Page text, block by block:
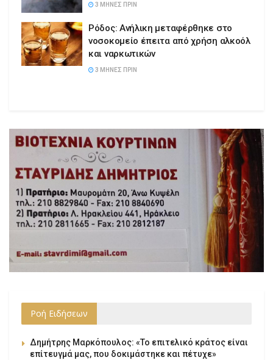
3 ΜΉΝΕΣ ΠΡΙΝ
Ρόδος: Ανήλικη μεταφέρθηκε στο
νοσοκομείο έπειτα από χρήση αλκοόλ
και ναρκωτικών
3 ΜΉΝΕΣ ΠΡΙΝ
Ροή Ειδήσεων
Δημήτρης Μαρκόπουλος: «Το επιτελικό κράτος είναι
επίτευγμά μας, που δοκιμάστηκε και πέτυχε»